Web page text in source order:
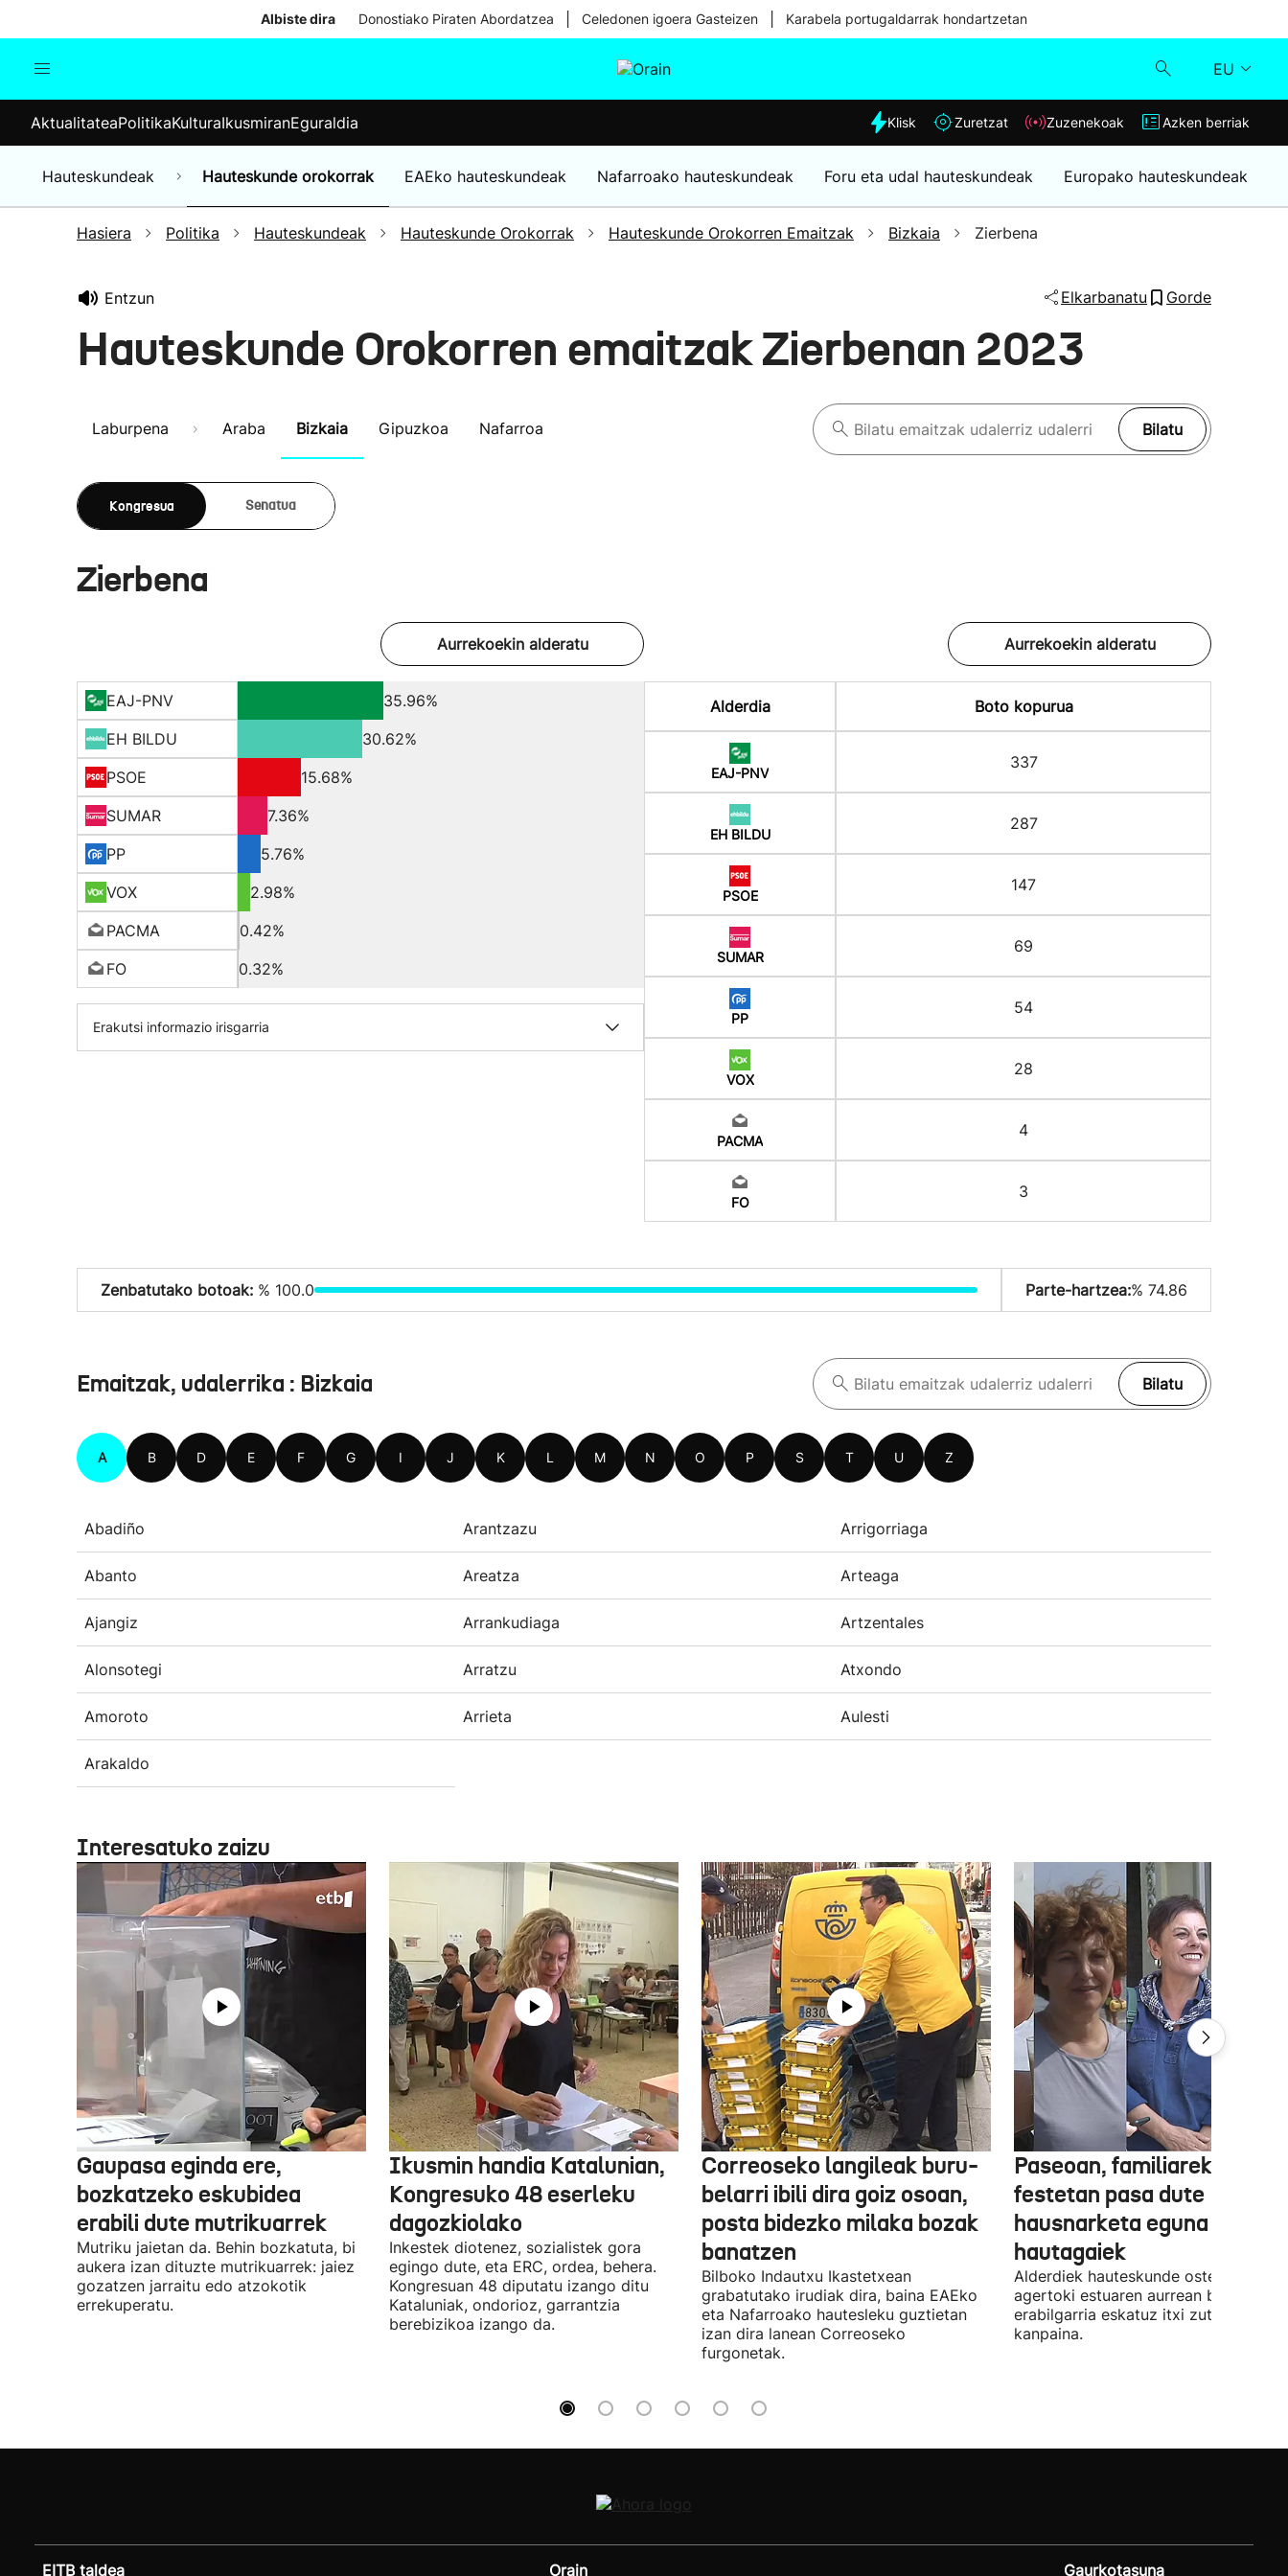
Albiste dira Donostiako Piraten Abordatzea Celedonen igoera Gasteizen Karabela portugaldarrak hondartzetan
EU
Munduko albisteak
Hauteskundeak
Eguraldia
Klisk
Zuzenekoak
Azken berriak
AktualitateaPolitikaKulturaIkusmiranEguraldia Klisk Zuretzat Zuzenekoak Azken berriak
Hauteskundeak Hauteskunde orokorrak EAEko hauteskundeak Nafarroako hauteskundeak Foru eta udal hauteskundeak Europako hauteskundeak
Hasiera Politika Hauteskundeak Hauteskunde Orokorrak Hauteskunde Orokorren Emaitzak Bizkaia Zierbena
Entzun Elkarbanatu Gorde
Hauteskunde Orokorren emaitzak Zierbenan 2023
Laburpena Araba Bizkaia Gipuzkoa Nafarroa Bilatu
Kongresua Senatua
Zierbena
Aurrekoekin alderatu
EAJ-PNV
35.96%
EH BILDU
30.62%
PSOE
15.68%
SUMAR
7.36%
PP
5.76%
VOX
2.98%
PACMA
0.42%
FO
0.32%
Erakutsi informazio irisgarria
Aurrekoekin alderatu
Alderdia Boto kopurua
EAJ-PNV
337
EH BILDU
287
PSOE
147
SUMAR
69
PP
54
VOX
28
PACMA
4
FO
3
Zenbatutako botoak: % 100.0 Parte-hartzea:% 74.86
Emaitzak, udalerrika : Bizkaia Bilatu
A B D E F G I J K L M N O P S T U Z
Abadiño Arantzazu Arrigorriaga
Abanto Areatza Arteaga
Ajangiz Arrankudiaga Artzentales
Alonsotegi Arratzu Atxondo
Amoroto Arrieta Aulesti
Arakaldo
Interesatuko zaizu
Gaupasa eginda ere,
bozkatzeko eskubidea
erabili dute mutrikuarrek
Mutriku jaietan da. Behin bozkatuta, bi
aukera izan dituzte mutrikuarrek: jaiez
gozatzen jarraitu edo atzokotik
errekuperatu.
Ikusmin handia Katalunian,
Kongresuko 48 eserleku
dagozkiolako
Inkestek diotenez, sozialistek gora
egingo dute, eta ERC, ordea, behera.
Kongresuan 48 diputatu izango ditu
Kataluniak, ondorioz, garrantzia
berebizikoa izango da.
Correoseko langileak buru-
belarri ibili dira goiz osoan,
posta bidezko milaka bozak
banatzen
Bilboko Indautxu Ikastetxean
grabatutako irudiak dira, baina EAEko
eta Nafarroako hautesleku guztietan
izan dira lanean Correoseko
furgonetak.
Paseoan, familiarekin edo
festetan pasa dute
hausnarketa eguna
hautagaiek
Alderdiek hauteskunde osteko
agertoki estuaren aurrean boto
erabilgarria eskatuz itxi zuten atzo
kanpaina.
EITB taldea Orain Gaurkotasuna